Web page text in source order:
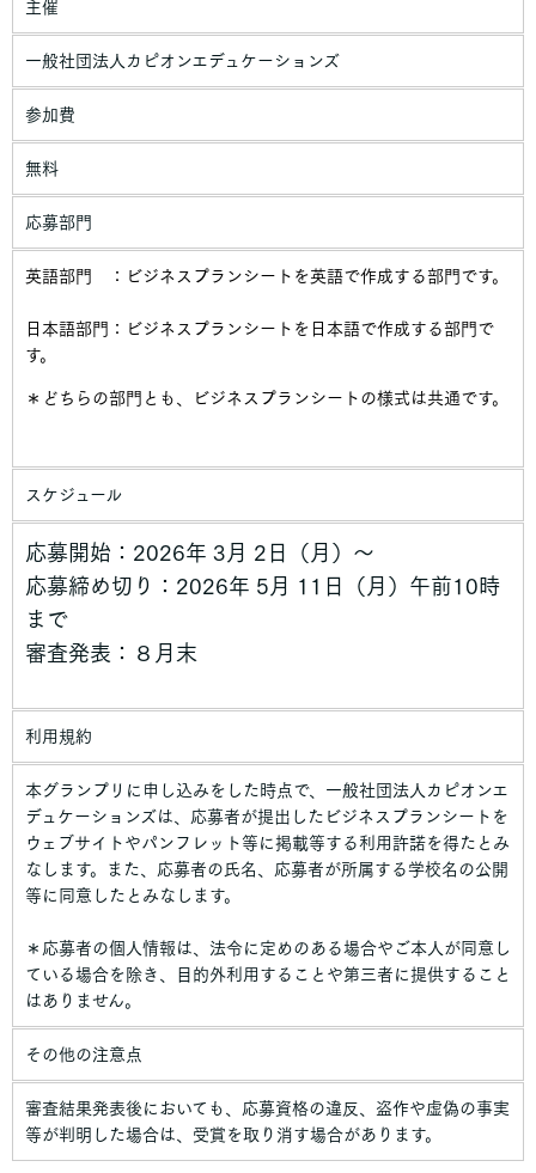
主催
一般社団法人カピオンエデュケーションズ
参加費
無料
応募部門
英語部門 ：ビジネスプランシートを英語で作成する部門です。
日本語部門：ビジネスプランシートを日本語で作成する部門で
す。
＊どちらの部門とも、ビジネスプランシートの様式は共通です。
スケジュール
応募開始：2026年 3月 2日（月）〜
応募締め切り：2026年 5月 11日（月）午前10時
まで
審査発表：８月末
利用規約
本グランプリに申し込みをした時点で、一般社団法人カピオンエ
デュケーションズは、応募者が提出したビジネスプランシートを
ウェブサイトやパンフレット等に掲載等する利用許諾を得たとみ
なします。また、応募者の氏名、応募者が所属する学校名の公開
等に同意したとみなします。
＊応募者の個人情報は、法令に定めのある場合やご本人が同意し
ている場合を除き、目的外利用することや第三者に提供すること
はありません。
その他の注意点
審査結果発表後においても、応募資格の違反、盗作や虚偽の事実
等が判明した場合は、受賞を取り消す場合があります。